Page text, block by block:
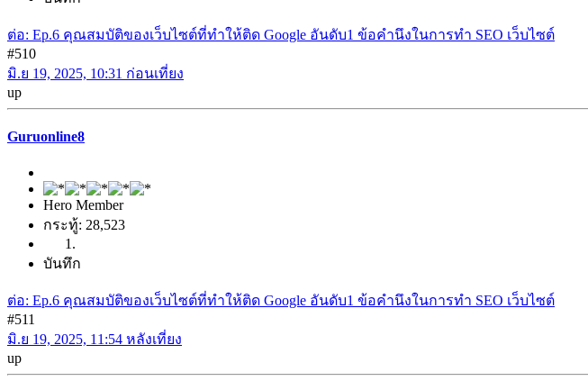
ต่อ: Ep.6 คุณสมบัติของเว็บไซต์ที่ทำให้ติด Google อันดับ1 ข้อคำนึงในการทำ SEO เว็บไซต์
#510
มิ.ย 19, 2025, 10:31 ก่อนเที่ยง
up
Guruonline8
Hero Member
กระทู้: 28,523
บันทึก
ต่อ: Ep.6 คุณสมบัติของเว็บไซต์ที่ทำให้ติด Google อันดับ1 ข้อคำนึงในการทำ SEO เว็บไซต์
#511
มิ.ย 19, 2025, 11:54 หลังเที่ยง
up